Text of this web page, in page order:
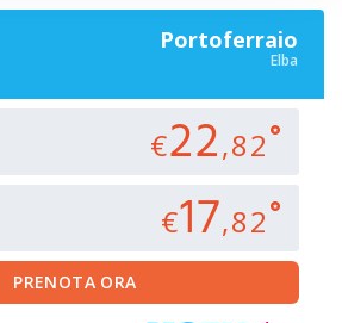
Portoferraio
Elba
€22,82
€17,82